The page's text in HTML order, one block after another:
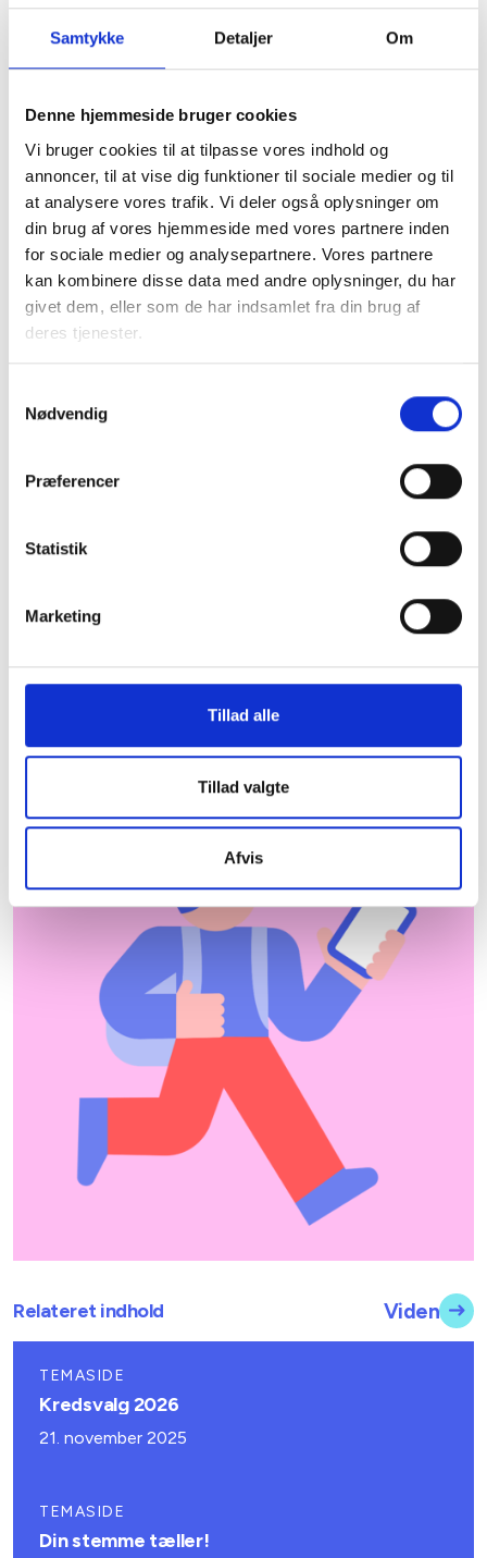
Samtykke Detaljer Om
Denne hjemmeside bruger cookies
Vi bruger cookies til at tilpasse vores indhold og
annoncer, til at vise dig funktioner til sociale medier og til
at analysere vores trafik. Vi deler også oplysninger om
din brug af vores hjemmeside med vores partnere inden
for sociale medier og analysepartnere. Vores partnere
kan kombinere disse data med andre oplysninger, du har
givet dem, eller som de har indsamlet fra din brug af
deres tjenester.
Nødvendig
Præferencer
Statistik
Marketing
Tillad alle
Tillad valgte
Afvis
I samarbejde med kommunen tager den almene sektor
socialt ansvar og løser en række opgaver, blandt andet
med boligsocial anvisning og aftaler om fleksibel udlejning
af de almene boliger.
Almene boliger drives uden profit, så ingen tjener på
huslejen. En del af beboernes husleje går til
Landsbyggefonden, som støtter fysiske og sociale
indsatser i almene boligområder. Dette sikrer, at by- og
boligområder kan udvikle sig til gavn for lokalsamfundet.
One-pager om almene
De almene boligorganisationer er centrale aktører
Herunder kan du downloade et faktaark med
nyttig information om almene boliger i Holbæk
Hvor kommer dataene
Relateret indhold Viden
TEMASIDE
Kredsvalg 2026
21. november 2025
TEMASIDE
Din stemme tæller!